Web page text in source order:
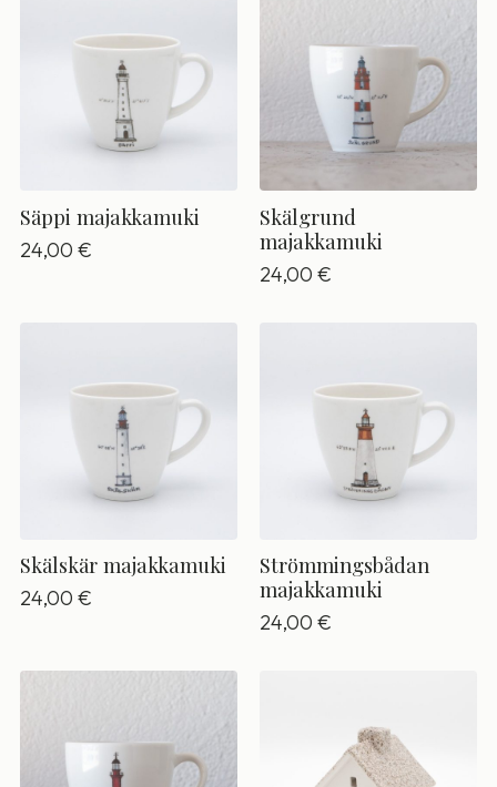
Säppi majakkamuki
24,00€
Skälgrund
majakkamuki
24,00 €
Skälskär majakkamuki
24,00€
Strömmingsbådan
majakkamuki
24,00 €